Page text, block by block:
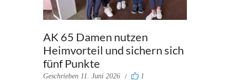
AK 65 Damen nutzen
Heimvorteil und sichern sich
fünf Punkte
Geschrieben 11. Juni 2026 1